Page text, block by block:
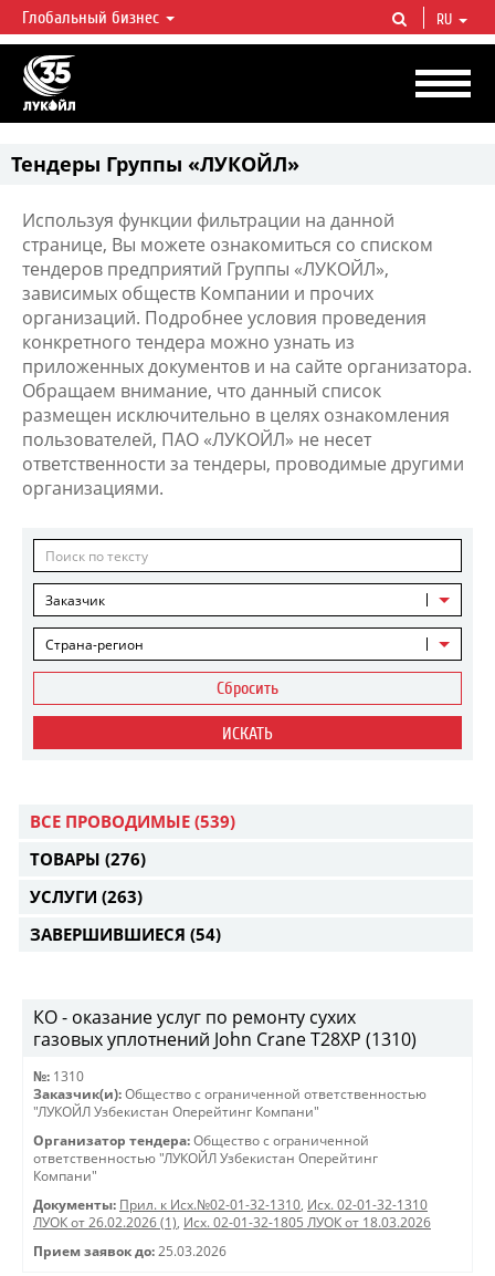
ЛУКОЙЛ СЕГОДНЯ
ЛУКОЙЛ — одна из крупнейших вертикально интегрированных
нефтегазовых компаний в мире, на долю которой приходится более 2%
мировой добычи нефти и около 1% доказанных запасов углеводородов.
Глобальный бизнес RU
Тендеры Группы «ЛУКОЙЛ»
Используя функции фильтрации на данной
странице, Вы можете ознакомиться со списком
тендеров предприятий Группы «ЛУКОЙЛ»,
зависимых обществ Компании и прочих
организаций. Подробнее условия проведения
конкретного тендера можно узнать из
приложенных документов и на сайте организатора.
Обращаем внимание, что данный список
размещен исключительно в целях ознакомления
пользователей, ПАО «ЛУКОЙЛ» не несет
ответственности за тендеры, проводимые другими
организациями.
Заказчик
Страна-регион
Сбросить
ИСКАТЬ
ВСЕ ПРОВОДИМЫЕ (539)
ТОВАРЫ (276)
УСЛУГИ (263)
ЗАВЕРШИВШИЕСЯ (54)
КО - оказание услуг по ремонту сухих
газовых уплотнений John Crane T28XP (1310)
№: 1310
Заказчик(и): Общество с ограниченной ответственностью
"ЛУКОЙЛ Узбекистан Оперейтинг Компани"
Организатор тендера: Общество с ограниченной
ответственностью "ЛУКОЙЛ Узбекистан Оперейтинг
Компани"
Документы: Прил. к Исх.№02-01-32-1310, Исх. 02-01-32-1310
ЛУОК от 26.02.2026 (1), Исх. 02-01-32-1805 ЛУОК от 18.03.2026
Прием заявок до: 25.03.2026